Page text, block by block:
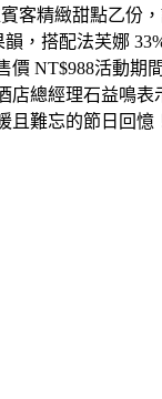
客精緻甜點乙份
，搭配法芙娜
NT$988活動期
總經理石益鳴
難忘的節日回憶